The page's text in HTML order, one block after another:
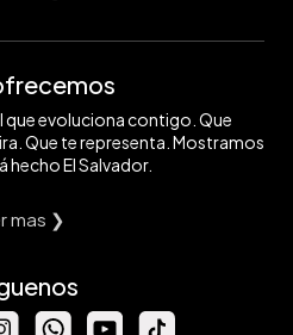
evoluciona contigo. Que
Que te representa. Mostramos
hecho El Salvador.
mas ❯